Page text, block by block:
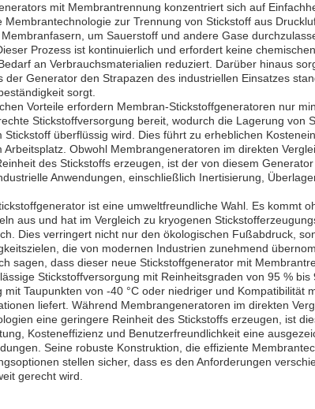
mit Membrantrennung konzentriert sich auf
Membrantechnologie zur Trennung von Stickstoff aus
um Sauerstoff und andere Gase
Prozess ist kontinuierlich und erfordert keine
an Verbrauchsmaterialien reduziert. Darüber hinaus
der Generator den Strapazen des industriellen Einsatzes
sorgt.
Vorteile erfordern Membran-Stickstoffgeneratoren nur
Stickstoffversorgung bereit, wodurch die Lagerung von
Stickstoff überflüssig wird. Dies führt zu erheblichen
Obwohl Membrangeneratoren im direkten
des Stickstoffs erzeugen, ist der von diesem
Anwendungen, einschließlich Inertisierung,
ist eine umweltfreundliche Wahl. Es kommt
aus und hat im Vergleich zu kryogenen
Dies verringert nicht nur den ökologischen Fußabdruck,
die von modernen Industrien zunehmend
sagen, dass dieser neue Stickstoffgenerator mit
Stickstoffversorgung mit Reinheitsgraden von 95 % bis
mit Taupunkten von -40 °C oder niedriger und Kompatibilität
liefert. Während Membrangeneratoren im direkten
eine geringere Reinheit des Stickstoffs erzeugen, ist
Kosteneffizienz und Benutzerfreundlichkeit eine
Seine robuste Konstruktion, die effiziente
stellen sicher, dass es den Anforderungen
gerecht wird.